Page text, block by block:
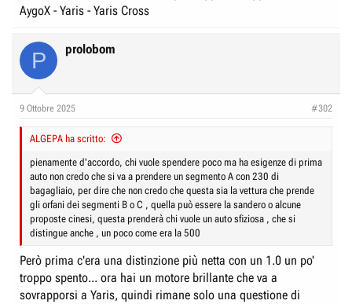
s
i
o
e
AygoX - Yaris - Yaris Cross
P prolobom
9 Ottobre 2025 #302
ALGEPA ha scritto:
pienamente d'accordo, chi vuole spendere poco ma ha esigenze di prima
auto non credo che si va a prendere un segmento A con 230 di
bagagliaio, per dire che non credo che questa sia la vettura che prende
gli orfani dei segmenti B o C , quella può essere la sandero o alcune
proposte cinesi, questa prenderà chi vuole un auto sfiziosa , che si
distingue anche , un poco come era la 500
Però prima c'era una distinzione più netta con un 1.0 un po'
troppo spento... ora hai un motore brillante che va a
sovrapporsi a Yaris, quindi rimane solo una questione di